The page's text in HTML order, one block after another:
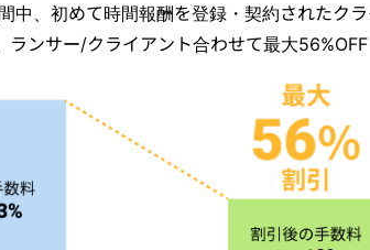
中、初めて時間報酬を登録・契約されたク
ンサー/クライアント合わせて最大56%OFF